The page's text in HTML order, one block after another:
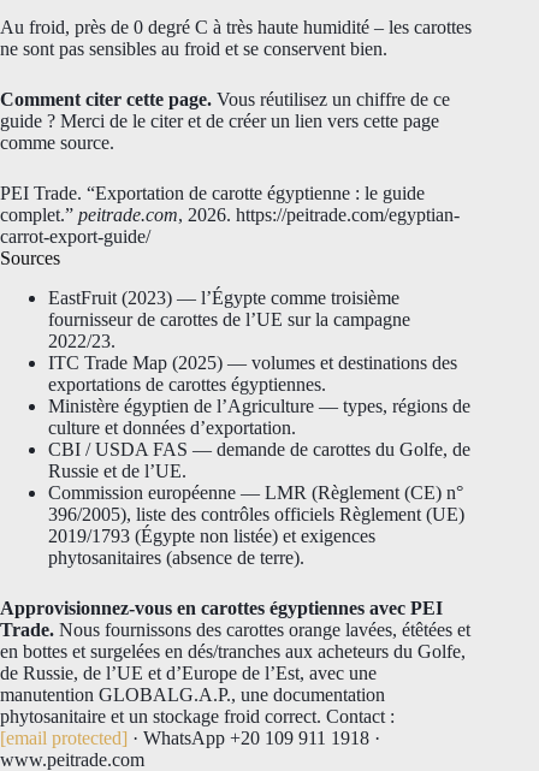
Au froid, près de 0 degré C à très haute humidité – les carottes
ne sont pas sensibles au froid et se conservent bien.
Comment citer cette page. Vous réutilisez un chiffre de ce
guide ? Merci de le citer et de créer un lien vers cette page
comme source.
PEI Trade. “Exportation de carotte égyptienne : le guide
complet.” peitrade.com, 2026. https://peitrade.com/egyptian-
carrot-export-guide/
Sources
EastFruit (2023) — l’Égypte comme troisième
fournisseur de carottes de l’UE sur la campagne
2022/23.
ITC Trade Map (2025) — volumes et destinations des
exportations de carottes égyptiennes.
Ministère égyptien de l’Agriculture — types, régions de
culture et données d’exportation.
CBI / USDA FAS — demande de carottes du Golfe, de
Russie et de l’UE.
Commission européenne — LMR (Règlement (CE) n°
396/2005), liste des contrôles officiels Règlement (UE)
2019/1793 (Égypte non listée) et exigences
phytosanitaires (absence de terre).
Approvisionnez-vous en carottes égyptiennes avec PEI
Trade. Nous fournissons des carottes orange lavées, étêtées et
en bottes et surgelées en dés/tranches aux acheteurs du Golfe,
de Russie, de l’UE et d’Europe de l’Est, avec une
manutention GLOBALG.A.P., une documentation
phytosanitaire et un stockage froid correct. Contact :
[email protected] · WhatsApp +20 109 911 1918 ·
www.peitrade.com